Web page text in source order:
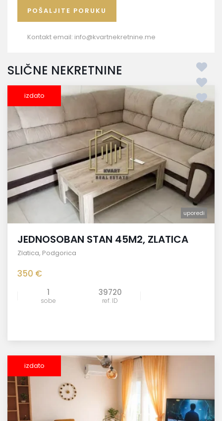
Kontakt email: info@kvartnekretnine.me
SLIČNE NEKRETNINE
izdato
uporedi
JEDNOSOBAN STAN 45M2, ZLATICA
Zlatica, Podgorica
350 €
1
sobe
39720
ref. ID
izdato